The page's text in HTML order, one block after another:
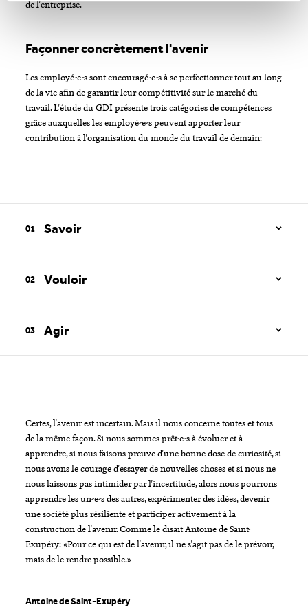
de l'entreprise.
Façonner concrètement l'avenir
Les employé-e-s sont encouragé-e-s à se perfectionner tout au long
de la vie afin de garantir leur compétitivité sur le marché du
travail. L'étude du GDI présente trois catégories de compétences
grâce auxquelles les employé-e-s peuvent apporter leur
contribution à l'organisation du monde du travail de demain:
Savoir
Vouloir
Agir
Certes, l'avenir est incertain. Mais il nous concerne toutes et tous
de la même façon. Si nous sommes prêt-e-s à évoluer et à
apprendre, si nous faisons preuve d'une bonne dose de curiosité, si
nous avons le courage d'essayer de nouvelles choses et si nous ne
nous laissons pas intimider par l'incertitude, alors nous pourrons
apprendre les un-e-s des autres, expérimenter des idées, devenir
une société plus résiliente et participer activement à la
construction de l'avenir. Comme le disait Antoine de Saint-
Exupéry: «Pour ce qui est de l'avenir, il ne s'agit pas de le prévoir,
mais de le rendre possible.»
Antoine de Saint-Exupéry